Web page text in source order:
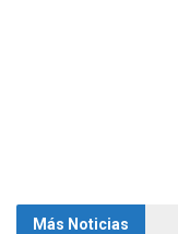
Más Noticias